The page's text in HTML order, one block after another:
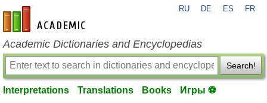
en-academic.com
RU DE ES FR
Academic Dictionaries and Encyclopedias
Search!
Interpretations Translations Books Игры ⚽